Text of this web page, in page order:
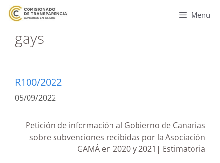
Menu
gays
R100/2022
05/09/2022
Petición de información al Gobierno de Canarias
sobre subvenciones recibidas por la Asociación
GAMÁ en 2020 y 2021| Estimatoria